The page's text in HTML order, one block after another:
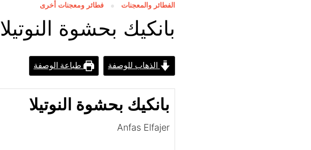
الفطائر والمعجنات فطائر ومعجنات أخرى
بانكيك بحشوة النوتيلا
الذهاب للوصفة طباعة الوصفة
بانكيك بحشوة النوتيلا
Anfas Elfajer